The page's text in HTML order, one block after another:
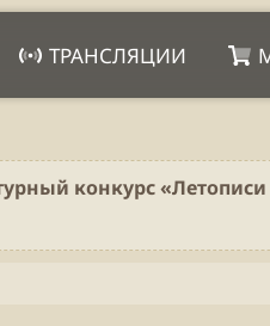
ТРАНСЛЯЦИИ
конкурс «Летописи